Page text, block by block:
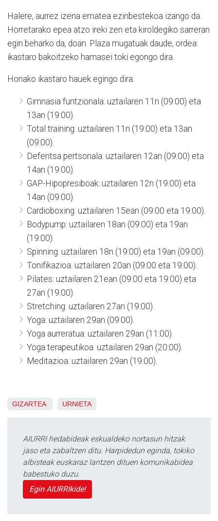
Halere, aurrez izena ematea ezinbestekoa izango da.
Horretarako epea atzo ireki zen eta kiroldegiko sarreran
egin beharko da, doan. Plaza mugatuak daude, ordea:
ikastaro bakoitzeko hamasei toki egongo dira.
Honako ikastaro hauek egingo dira:
Gimnasia funtzionala: uztailaren 11n (09:00) eta
13an (19:00).
Total training: uztailaren 11n (19:00) eta 13an
(09:00).
Defentsa pertsonala: uztailaren 12an (09:00) eta
14an (19:00).
GAP-Hipopresiboak: uztailaren 12n (19:00) eta
14an (09:00).
Cardioboxing: uztailaren 15ean (09:00 eta 19:00).
Bodypump: uztailaren 18an (09:00) eta 19an
(19:00).
Spinning: uztailaren 18n (19:00) eta 19an (09:00).
Tonifikazioa: uztailaren 20an (09:00 eta 19:00).
Pilates: uztailaren 21ean (09:00 eta 19:00) eta
27an (19:00).
Stretching: uztailaren 27an (19:00).
Yoga: uztailaren 29an (09:00).
Yoga aurreratua: uztailaren 29an (11:00).
Yoga terapeutikoa: uztailaren 29an (20:00).
Meditazioa: uztailaren 29an (19:00).
GIZARTEA URNIETA
AIURRI hedabideak eskualdeko nortasun hitzak
jaso eta zabaltzen ditu. Harpidedun eginda, tokiko
albisteak euskaraz lantzen dituen komunikabidea
babestuko duzu.
Egin AIURRIkide!